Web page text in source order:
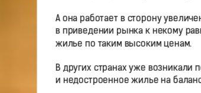
А она работает в сторону
в приведении рынка к некому
жилье по таким высоким ценам.
В других странах уже возникали
и недостроенное жилье на